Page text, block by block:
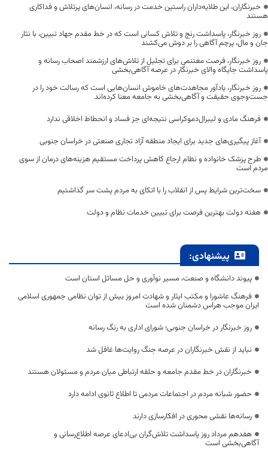
خبرنگاران، این طلایه‌داران راستین خدمت در رسانه، انسان‌های پرتلاش و فداکاری
هستند
روز خبرنگار، پاسداشت رنج و تلاش کسانی است که در خط مقدم جهاد تبیین، با نثار
جان و مال، پرچم آگاهی را بر دوش می‌کشند
روز خبرنگار، فرصت مغتنمی برای تجلیل از تلاش‌های ارزشمند اصحاب رسانه و
پاسداشت جایگاه والای خبرنگار در عرصه آگاهی‌بخشی
روز خبرنگار، یادآور مجاهدت‌های خاموش انسان‌هایی است که رسالت خود را در
جست‌وجوی حقیقت و آگاهی‌بخشی به جامعه معنا کرده‌اند
فرهنگ مادی و لیبرال‌دموکراسی نتیجه‌ای جز فساد و انحطاط اخلاقی ندارد
آغاز پیگیری‌های جدید برای ایجاد منطقه آزاد تجاری صنعتی در خراسان جنوبی
طرح پزشک خانواده و نظام ارجاع کاهش پرداخت مستقیم هزینه‌های درمان از سوی
مردم است
سخت‌ترین شرایط پس از انقلاب را با اتکای به مردم پشت سر گذاشتیم
هفته دولت بهترین فرصت برای تبیین خدمات نظام و دولت
پیشنهادی:
پیوند دانشگاه و صنعت، مسیر نوآوری و حل مسائل استان است
فرهنگ عاشورا و مکتب ایثار و شهادت امروز بیش از توان نظامی جمهوری اسلامی
ایران موجب هراس دشمنان شده است
روز خبرنگار در خراسان جنوبی؛ شورای اداری به رنگ رسانه
نباید از نقش خبرنگاران در عرصه جنگ روایت‌ها غافل شد
خبرنگاران در خط مقدم جامعه و حلقه ارتباطی میان مردم و مسئولان هستند
حضور شبانه مردم در اجتماعات مردمی تا اطلاع ثانوی ادامه دارد
رسانه‌ها نقشی محوری در افکارسازی دارند
هفدهم مرداد روز پاسداشت تلاش‌گران بی‌ادعای عرصه اطلاع‌رسانی و
آگاهی‌بخشی است